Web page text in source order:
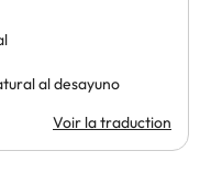
al desayuno
Voir la traduction